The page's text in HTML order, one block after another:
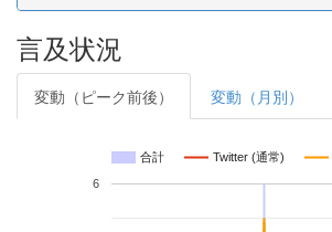
言及状況
変動（ピーク前後） 変動（月別）
合計 Twitter (通常)
6